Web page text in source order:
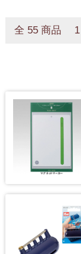
全 55 商品 1